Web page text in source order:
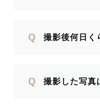
Q 撮影後何日く
Q 撮影した写真